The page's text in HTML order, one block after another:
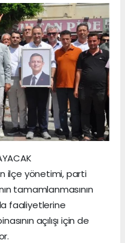
ilçe yönetimi, parti
tamamlanmasının
faaliyetlerine
açılışı için de